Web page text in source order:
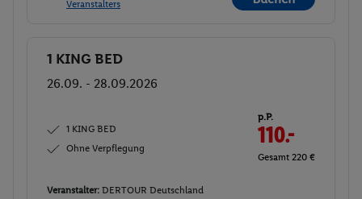
Veranstalters
Buchen
1 KING BED
26.09. - 28.09.2026
1 KING BED
Ohne Verpflegung
p.P.
110.-
Gesamt 220 €
Veranstalter: DERTOUR Deutschland